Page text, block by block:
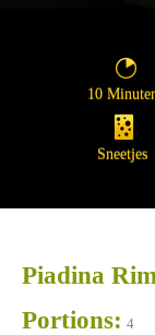
10
Sneetjes
Piadina
Portions: 4